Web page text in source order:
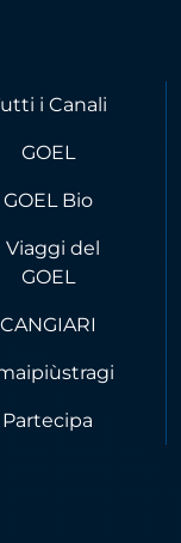
i Canali
GOEL
GOEL Bio
Viaggi del
GOEL
CANGIARI
Partecipa